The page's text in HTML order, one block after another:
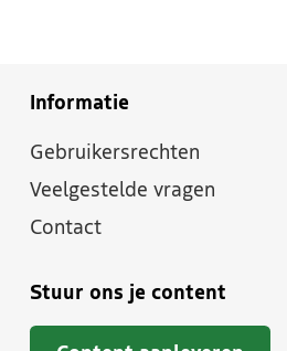
Informatie
Gebruikersrechten
Veelgestelde vragen
Contact
Stuur ons je content